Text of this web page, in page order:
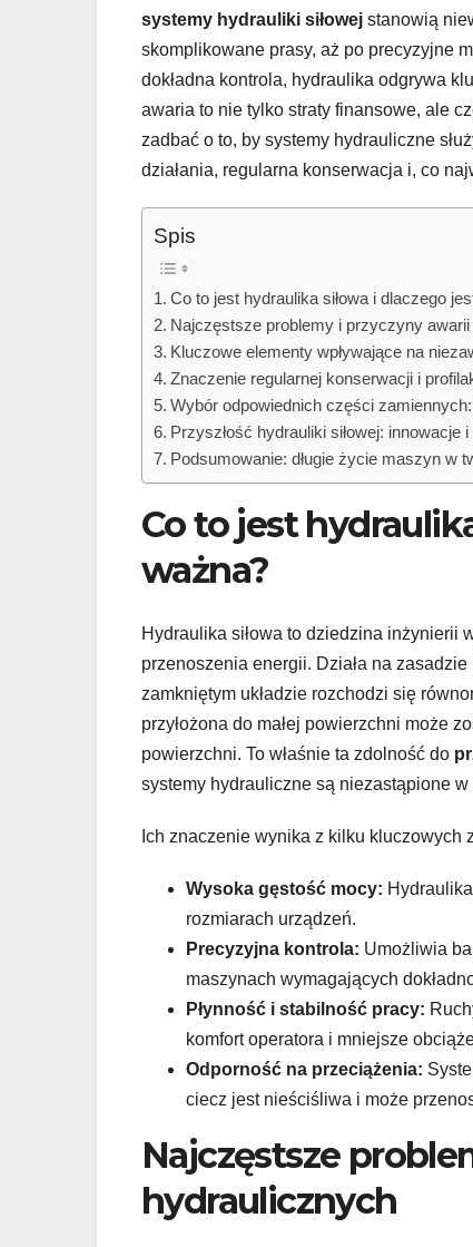
systemy hydrauliki siłowej stanowią
skomplikowane prasy, aż po precyzyjne
dokładna kontrola, hydraulika odgrywa
awaria to nie tylko straty finansowe, ale
zadbać o to, by systemy hydrauliczne
działania, regularna konserwacja i, co
Spis
Co to jest hydraulika siłowa i dlaczego
Najczęstsze problemy i przyczyny
Kluczowe elementy wpływające na
Znaczenie regularnej konserwacji i
Wybór odpowiednich części
Przyszłość hydrauliki siłowej: innowacje
Podsumowanie: długie życie maszyn w
Co to jest
ważna?
Hydraulika siłowa to dziedzina inżynierii
przenoszenia energii. Działa na
zamkniętym układzie rozchodzi się
przyłożona do małej powierzchni może
powierzchni. To właśnie ta zdolność do
systemy hydrauliczne są niezastąpione
Ich znaczenie wynika z kilku kluczowych
Wysoka gęstość mocy:
rozmiarach urządzeń.
Precyzyjna kontrola: Umożliwia
maszynach wymagających
Płynność i stabilność pracy:
komfort operatora i mniejsze
Odporność na przeciążenia:
ciecz jest nieściśliwa i może
Najczęstsze
hydraulicznych